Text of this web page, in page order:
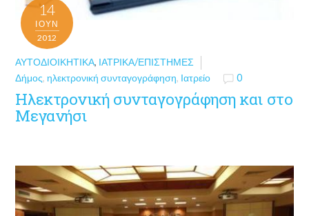
14
ΙΟΎΝ
2012
ΑΥΤΟΔΙΟΙΚΗΤΙΚΆ, ΙΑΤΡΙΚΆ/ΕΠΙΣΤΉΜΕΣ
Δήμος,ηλεκτρονική συνταγογράφηση, Ιατρείο 0
Ηλεκτρονική συνταγογράφηση και στο
Μεγανήσι